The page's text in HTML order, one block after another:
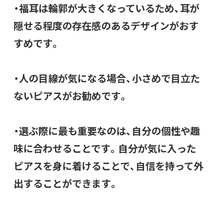
・福耳は輪郭が大きくなっているため、耳が
隠せる程度の存在感のあるデザインがおす
すめです。
・人の目線が気になる場合、小さめで目立た
ないピアスがお勧めです。
・選ぶ際に最も重要なのは、自分の個性や趣
味に合わせることです。自分が気に入った
ピアスを身に着けることで、自信を持って外
出することができます。